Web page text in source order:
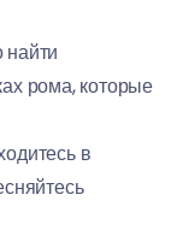
рома, которые
в